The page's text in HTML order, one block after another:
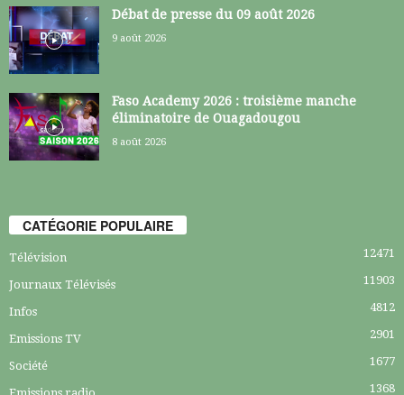
Débat de presse du 09 août 2026
9 août 2026
Faso Academy 2026 : troisième manche
éliminatoire de Ouagadougou
8 août 2026
CATÉGORIE POPULAIRE
Télévision 12471
Journaux Télévisés 11903
Infos 4812
Emissions TV 2901
Société 1677
1368